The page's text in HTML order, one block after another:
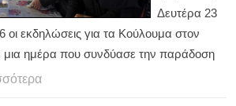
Δευτέρα 23
οι εκδηλώσεις για τα Κούλουμα στον
ημέρα που συνδύασε την παράδοση